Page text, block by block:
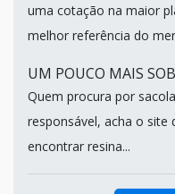
uma cotação na maior
melhor referência do
UM POUCO MAIS
Quem procura por
responsável, acha o site
encontrar resina...